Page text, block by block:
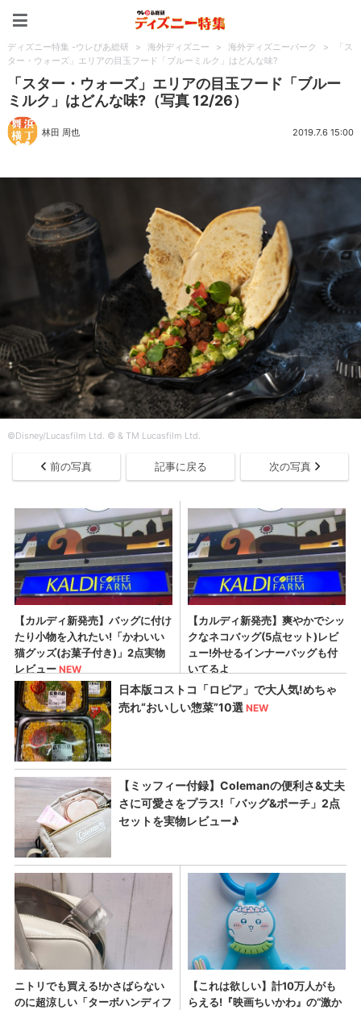
ディズニー特集 -ウレぴあ総研 > 海外ディズニー > 海外ディズニーパーク >
「ス
ター・ウォーズ」エリアの目玉フード「ブルーミルク」はどんな味?
「スター・ウォーズ」エリアの目玉フード「ブルー
ミルク」はどんな味?（写真 12/26）
林田 周也 2019.7.6 15:00
©Disney/Lucasfilm Ltd. © & TM Lucasfilm Ltd.
前の写真 記事に戻る 次の写真